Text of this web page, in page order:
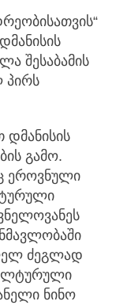
შესაბამის
პირს
დმანისის
გამო.
ეროვნული
ძეგლად
ნინო